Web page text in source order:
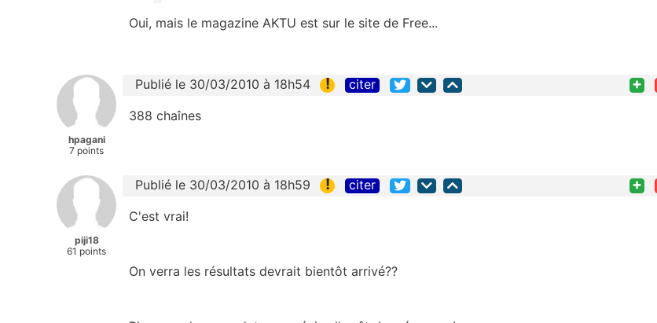
Oui, mais le magazine AKTU est sur le site de Free...
hpagani
7 points
Publié le 30/03/2010 à 18h54 ! citer +
388 chaînes
piji18
61 points
Publié le 30/03/2010 à 18h59 ! citer +
C'est vrai!
On verra les résultats devrait bientôt arrivé??